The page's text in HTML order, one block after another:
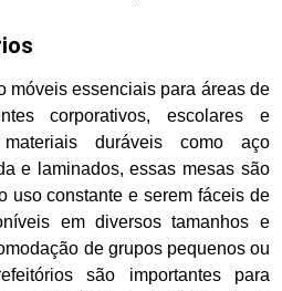
móveis essenciais para áreas de
corporativos, escolares e
duráveis como aço
e laminados, essas mesas são
uso constante e serem fáceis de
em diversos tamanhos e
de grupos pequenos ou
são importantes para